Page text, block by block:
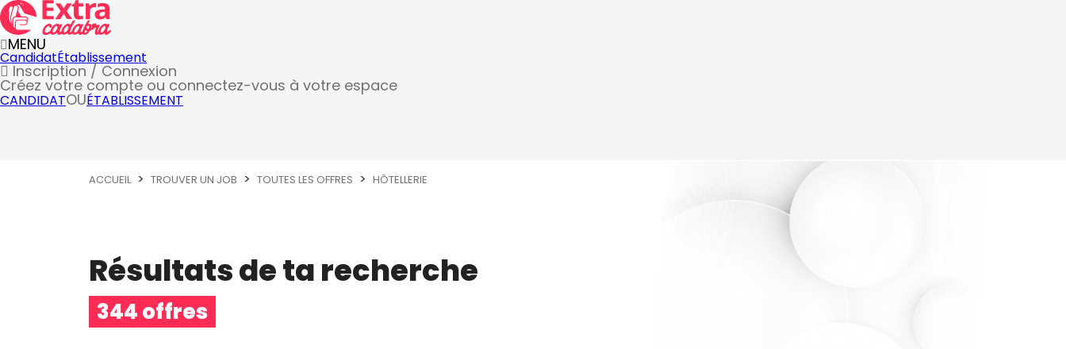
MENU
CandidatÉtablissement
Inscription / Connexion
Créez votre compte ou connectez-vous à votre espace
CANDIDATOUÉTABLISSEMENT
ACCUEIL TROUVER UN JOB TOUTES LES OFFRES HÔTELLERIE
Résultats de ta recherche
344 offres